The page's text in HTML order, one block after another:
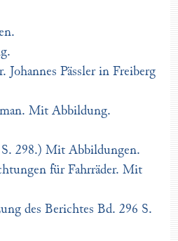
Pässler in Freiberg
Mit Abbildung.
S. 298.) Mit Abbildungen.
für Fahrräder. Mit
des Berichtes Bd. 296 S.